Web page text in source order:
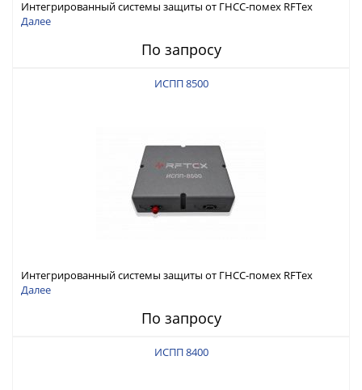
Интегрированный системы защиты от ГНСС-помех RFТех
ИСПП 8600
Далее
По запросу
ИСПП 8500
Интегрированный системы защиты от ГНСС-помех RFТех
ИСПП 8500
Далее
По запросу
ИСПП 8400